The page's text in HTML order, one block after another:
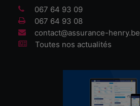
067 64 93 09
067 64 93 08
contact@assurance-henry.be
Toutes nos actualités